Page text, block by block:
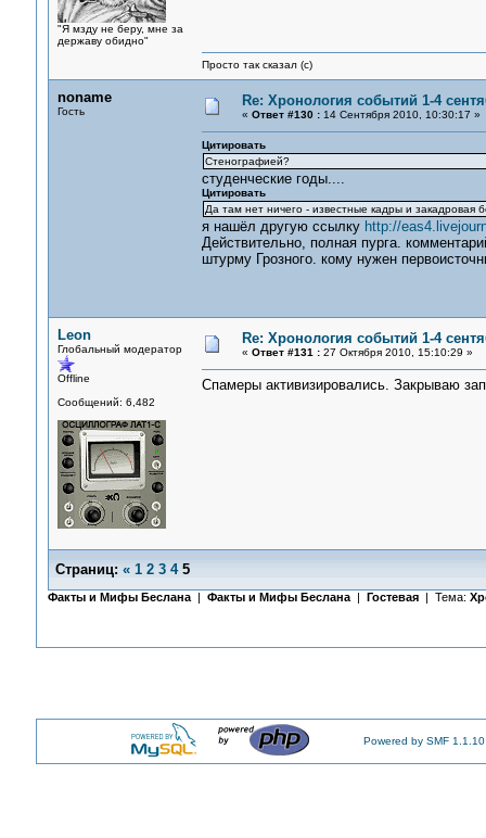
"Я мзду не беру, мне за
державу обидно"
Просто так сказал (с)
noname
Гость
Re: Хронология событий 1-4
« Ответ #130 :14 Сентября 2010, 10:30:17 »
Цитировать
Стенографией?
студенческие годы....
Цитировать
Да там нет ничего - известные кадры и закадровая
я нашёл другую ссылку http://
Действительно, полная пурга.
штурму Грозного. кому нужен
Leon
Глобальный модератор
Offline
Сообщений: 6,482
Re: Хронология событий 1-4
« Ответ #131 :27 Октября 2010, 15:10:29 »
Спамеры активизировались. Закрываю
Страниц: « 1 2 3 4 5
Факты и Мифы Беслана| Факты и Мифы Беслана| Гостевая | Тема:
Powered by SMF 1.1.10